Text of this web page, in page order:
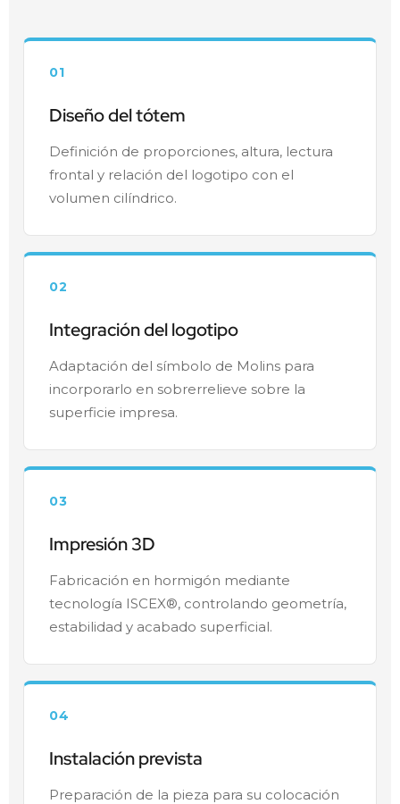
01
Diseño del tótem
Definición de proporciones, altura, lectura
frontal y relación del logotipo con el
volumen cilíndrico.
02
Integración del logotipo
Adaptación del símbolo de Molins para
incorporarlo en sobrerrelieve sobre la
superficie impresa.
03
Impresión 3D
Fabricación en hormigón mediante
tecnología ISCEX®, controlando geometría,
estabilidad y acabado superficial.
04
Instalación prevista
Preparación de la pieza para su colocación